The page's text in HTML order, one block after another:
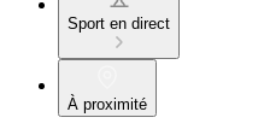
Sport en direct
À proximité